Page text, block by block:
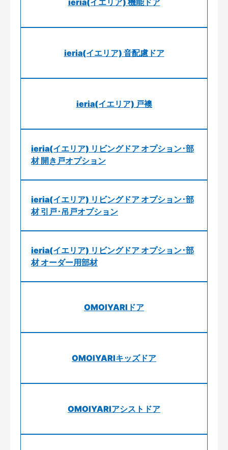
ieria(イエリア) 機能ドア
ieria(イエリア) 音配慮ドア
ieria(イエリア) 戸襖
ieria(イエリア) リビングドア オプション･部
材 開き戸オプション
ieria(イエリア) リビングドア オプション･部
材 引戸･吊戸オプション
ieria(イエリア) リビングドア オプション･部
材 オーダー用部材
OMOIYARIドア
OMOIYARIキッズドア
OMOIYARIアシストドア